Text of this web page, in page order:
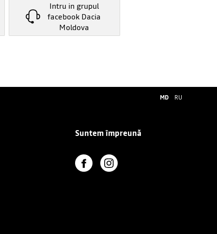
Intru in grupul
facebook Dacia
Moldova